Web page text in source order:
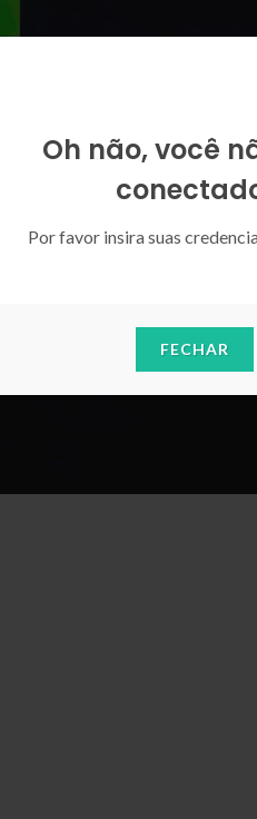
Oh não, você
Por favor insira suas
FECHAR